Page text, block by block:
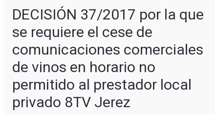
DECISIÓN 37/2017 por la que
se requiere el cese de
comunicaciones comerciales
de vinos en horario no
permitido al prestador local
privado 8TV Jerez